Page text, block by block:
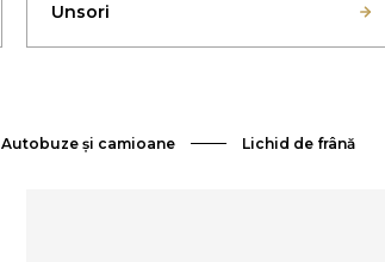
Unsori
Autobuze și camioane Lichid de frână